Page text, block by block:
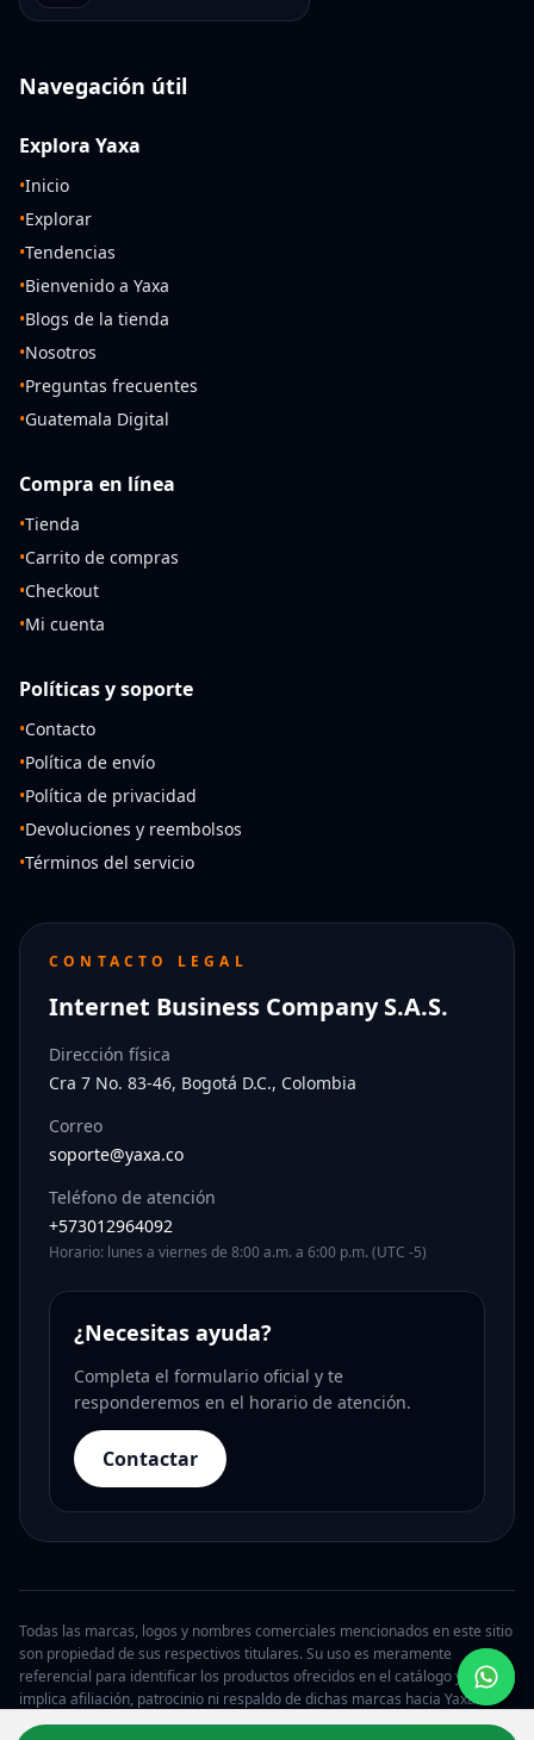
Navegación útil
Explora Yaxa
•Inicio
•Explorar
•Tendencias
•Bienvenido a Yaxa
•Blogs de la tienda
•Nosotros
•Preguntas frecuentes
•Guatemala Digital
Compra en línea
•Tienda
•Carrito de compras
•Checkout
•Mi cuenta
Políticas y soporte
•Contacto
•Política de envío
•Política de privacidad
•Devoluciones y reembolsos
•Términos del servicio
CONTACTO LEGAL
Internet Business Company S.A.S.
Dirección física
Cra 7 No. 83-46, Bogotá D.C., Colombia
Correo
soporte@yaxa.co
Teléfono de atención
+573012964092
Horario: lunes a viernes de 8:00 a.m. a 6:00 p.m. (UTC -5)
¿Necesitas ayuda?
Completa el formulario oficial y te
responderemos en el horario de atención.
Contactar
Todas las marcas, logos y nombres comerciales mencionados en este sitio
son propiedad de sus respectivos titulares. Su uso es meramente
referencial para identificar los productos ofrecidos en el catálogo y no
implica afiliación, patrocinio ni respaldo de dichas marcas hacia Yaxa.
© 2026 Yaxa Guatemala. Todos los derechos reservados.